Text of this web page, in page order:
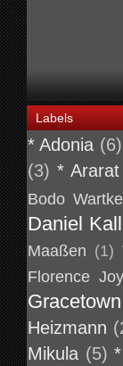
Labels
* Adonia (6)
(3) * Ararat
Bodo Wartke
Daniel
Maaßen (1)
Florence Joy
Gracetown
Heizmann
Mikula (5)